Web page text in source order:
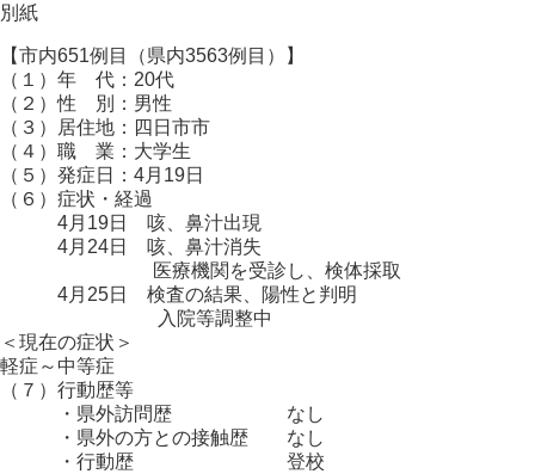
別紙
【市内651例目（県内3563例目）】
（１）年 代：20代
（２）性 別：男性
（３）居住地：四日市市
（４）職 業：大学生
（５）発症日：4月19日
（６）症状・経過
4月19日 咳、鼻汁出現
4月24日 咳、鼻汁消失
医療機関を受診し、検体採取
4月25日 検査の結果、陽性と判明
入院等調整中
＜現在の症状＞
軽症～中等症
（７）行動歴等
・県外訪問歴 なし
・県外の方との接触歴 なし
・行動歴 登校